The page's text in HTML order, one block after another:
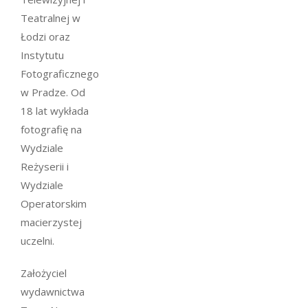
Teatralnej w
Łodzi oraz
Instytutu
Fotograficznego
w Pradze. Od
18 lat wykłada
fotografię na
Wydziale
Reżyserii i
Wydziale
Operatorskim
macierzystej
uczelni.
Założyciel
wydawnictwa